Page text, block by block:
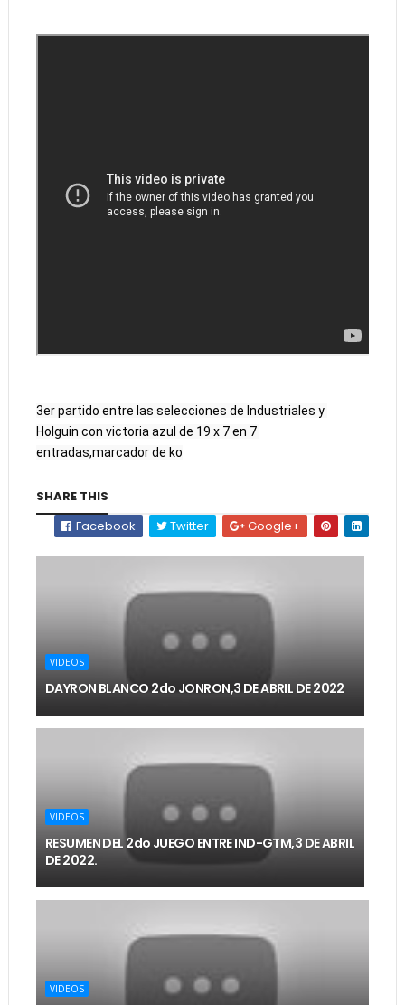
3er partido entre las selecciones de Industriales y
Holguin con victoria azul de 19 x 7 en 7
entradas,marcador de ko
SHARE THIS
Facebook
Twitter Google+
VIDEOS
DAYRON BLANCO 2do JONRON,3 DE ABRIL DE 2022
VIDEOS
RESUMEN DEL 2do JUEGO ENTRE IND-GTM,3 DE ABRIL
DE 2022.
VIDEOS